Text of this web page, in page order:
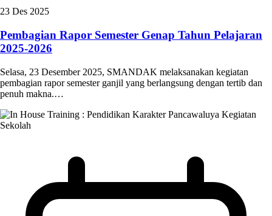
23 Des 2025
Pembagian Rapor Semester Genap Tahun Pelajaran
2025-2026
Selasa, 23 Desember 2025, SMANDAK melaksanakan kegiatan
pembagian rapor semester ganjil yang berlangsung dengan tertib dan
penuh makna.…
Kegiatan
Sekolah